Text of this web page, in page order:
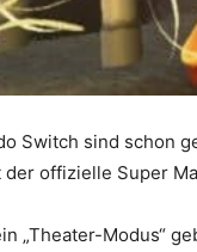
Switch sind schon
offizielle Super
„Theater-Modus“